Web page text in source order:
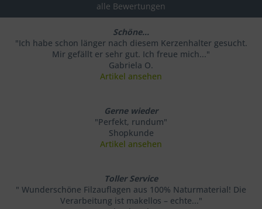
alle Bewertungen
Schöne...
"Ich habe schon länger nach diesem Kerzenhalter gesucht.
Mir gefällt er sehr gut. Ich freue mich..."
Gabriela O.
Artikel ansehen
Gerne wieder
"Perfekt, rundum"
Shopkunde
Artikel ansehen
Toller Service
" Wunderschöne Filzauflagen aus 100% Naturmaterial! Die
Verarbeitung ist makellos – echte..."